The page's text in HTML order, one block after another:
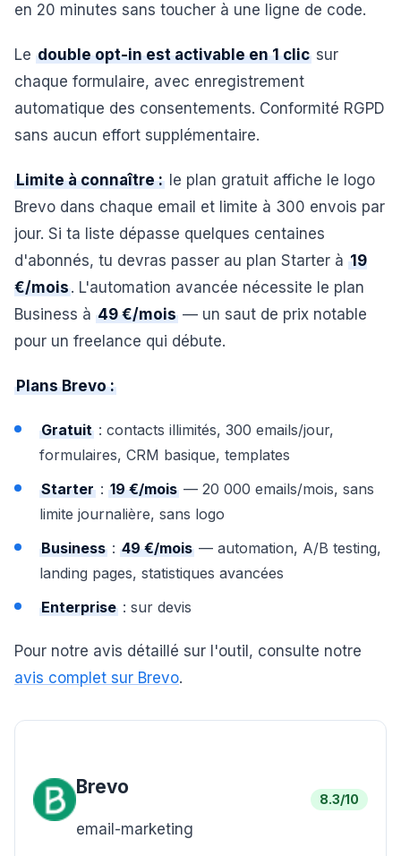
en 20 minutes sans toucher à une ligne de code.
Le double opt-in est activable en 1 clic sur
chaque formulaire, avec enregistrement
automatique des consentements. Conformité RGPD
sans aucun effort supplémentaire.
Limite à connaître : le plan gratuit affiche le logo
Brevo dans chaque email et limite à 300 envois par
jour. Si ta liste dépasse quelques centaines
d'abonnés, tu devras passer au plan Starter à 19
€/mois. L'automation avancée nécessite le plan
Business à 49 €/mois — un saut de prix notable
pour un freelance qui débute.
Plans Brevo :
Gratuit : contacts illimités, 300 emails/jour,
formulaires, CRM basique, templates
Starter : 19 €/mois — 20 000 emails/mois, sans
limite journalière, sans logo
Business : 49 €/mois — automation, A/B testing,
landing pages, statistiques avancées
Enterprise : sur devis
Pour notre avis détaillé sur l'outil, consulte notre
avis complet sur Brevo.
Brevo
email-marketing
8.3/10